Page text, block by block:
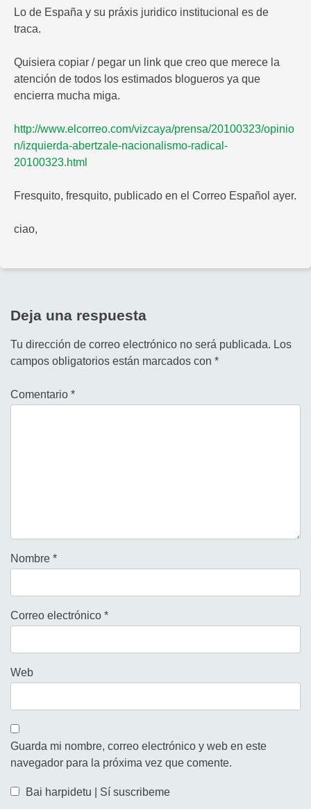
Lo de España y su práxis juridico institucional es de
traca.
Quisiera copiar / pegar un link que creo que merece la
atención de todos los estimados blogueros ya que
encierra mucha miga.
http://www.elcorreo.com/vizcaya/prensa/20100323/opinio
n/izquierda-abertzale-nacionalismo-radical-
20100323.html
Fresquito, fresquito, publicado en el Correo Español ayer.
ciao,
Deja una respuesta
Tu dirección de correo electrónico no será publicada. Los
campos obligatorios están marcados con *
Comentario *
Nombre *
Correo electrónico *
Web
Guarda mi nombre, correo electrónico y web en este
navegador para la próxima vez que comente.
Bai harpidetu | Sí suscribeme